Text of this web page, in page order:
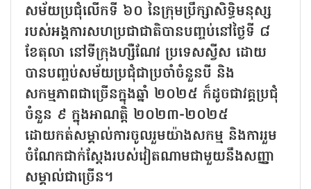
សម័យប្រជុំលើកទី ៦០ នៃក្រុមប្រឹក្សាសិទ្ធិមនុស្ស
របស់អង្គការសហប្រជាជាតិបានបញ្ចប់នៅថ្ងៃទី ៨
ខែតុលា នៅទីក្រុងហ្សឺណែវ ប្រទេសស្វីស ដោយ
បានបញ្ចប់សម័យប្រជុំជាប្រចាំចំនួនបី និង
សកម្មភាពជាច្រើនក្នុងឆ្នាំ ២០២៥ ក៏ដូចជាវគ្គប្រជុំ
ចំនួន ៩ ក្នុងអាណត្តិ ២០២៣-២០២៥
ដោយកត់សម្គាល់ការចូលរួមយ៉ាងសកម្ម និងការរួម
ចំណែកជាក់ស្តែងរបស់វៀតណាមជាមួយនឹងសញ្ញា
សម្គាល់ជាច្រើន។